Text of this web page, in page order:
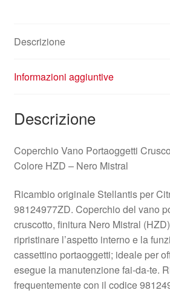
Descrizione
Informazioni aggiuntive
Descrizione
Coperchio Vano Portaoggetti
Colore HZD – Nero Mistral
Ricambio originale Stellantis per
98124977ZD. Coperchio del vano
cruscotto, finitura Nero Mistral
ripristinare l’aspetto interno e la
cassettino portaoggetti; ideale per
esegue la manutenzione fai‑da‑te.
frequentemente con il codice